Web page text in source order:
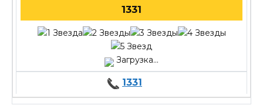
1331
Загрузка...
1331